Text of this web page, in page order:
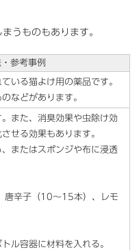
うものもあります。
参考事例
いる猫よけ用の薬品です。
などがあります。
また、消臭効果や虫除け効
せる効果もあります。
またはスポンジや布に浸透
唐辛子（10～15本）、レモ
ル容器に材料を入れる。